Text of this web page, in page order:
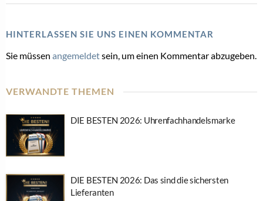
HINTERLASSEN SIE UNS EINEN KOMMENTAR
Sie müssen angemeldetsein, um einen Kommentar abzugeben.
VERWANDTE THEMEN
DIE BESTEN 2026: Uhrenfachhandelsmarke
DIE BESTEN 2026: Das sind die sichersten
Lieferanten